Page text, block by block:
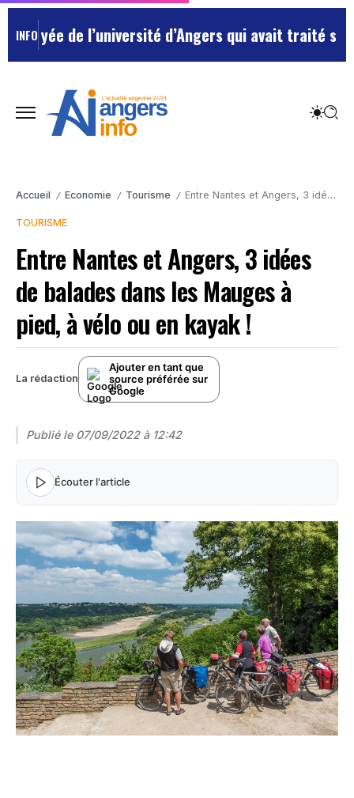
INFO de l’université d’Angers qui avait traité ses
Accueil / Economie / Tourisme / Entre Nantes et Angers, 3 idées de balades dans les Mauges à pied, à vélo ou en kayak !
TOURISME
Entre Nantes et Angers, 3 idées
de balades dans les Mauges à
pied, à vélo ou en kayak !
La rédaction
Ajouter en tant que
source préférée sur
Google
Publié le 07/09/2022 à 12:42
Écouter l'article